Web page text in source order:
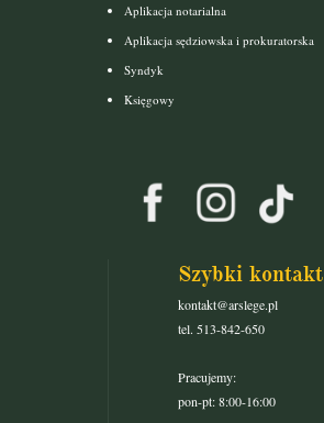
Aplikacja notarialna
Aplikacja sędziowska i prokuratorska
Syndyk
Księgowy
Szybki kontakt
kontakt@arslege.pl
tel. 513-842-650
Pracujemy:
pon-pt: 8:00-16:00